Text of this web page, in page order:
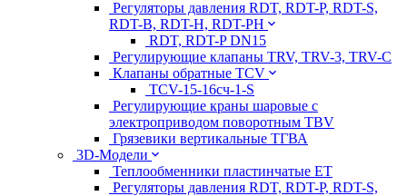
Регуляторы давления RDT, RDT-P, RDT-S,
RDT-B, RDT-H, RDT-PH
RDT, RDT-P DN15
Регулирующие клапаны TRV, TRV-3, TRV-C
Клапаны обратные TCV
TCV-15-16сч-1-S
Регулирующие краны шаровые с
электроприводом поворотным TBV
Грязевики вертикальные ТГВА
3D-Модели
Теплообменники пластинчатые ЕТ
Регуляторы давления RDT, RDT-P, RDT-S,